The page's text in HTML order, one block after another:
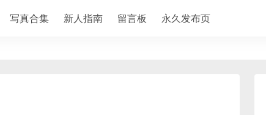
写真合集 新人指南 留言板 永久发布页